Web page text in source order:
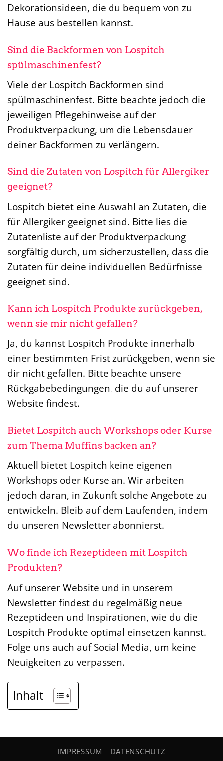
Dekorationsideen, die du bequem von zu
Hause aus bestellen kannst.
Sind die Backformen von Lospitch
spülmaschinenfest?
Viele der Lospitch Backformen sind
spülmaschinenfest. Bitte beachte jedoch die
jeweiligen Pflegehinweise auf der
Produktverpackung, um die Lebensdauer
deiner Backformen zu verlängern.
Sind die Zutaten von Lospitch für Allergiker
geeignet?
Lospitch bietet eine Auswahl an Zutaten, die
für Allergiker geeignet sind. Bitte lies die
Zutatenliste auf der Produktverpackung
sorgfältig durch, um sicherzustellen, dass die
Zutaten für deine individuellen Bedürfnisse
geeignet sind.
Kann ich Lospitch Produkte zurückgeben,
wenn sie mir nicht gefallen?
Ja, du kannst Lospitch Produkte innerhalb
einer bestimmten Frist zurückgeben, wenn sie
dir nicht gefallen. Bitte beachte unsere
Rückgabebedingungen, die du auf unserer
Website findest.
Bietet Lospitch auch Workshops oder Kurse
zum Thema Muffins backen an?
Aktuell bietet Lospitch keine eigenen
Workshops oder Kurse an. Wir arbeiten
jedoch daran, in Zukunft solche Angebote zu
entwickeln. Bleib auf dem Laufenden, indem
du unseren Newsletter abonnierst.
Wo finde ich Rezeptideen mit Lospitch
Produkten?
Auf unserer Website und in unserem
Newsletter findest du regelmäßig neue
Rezeptideen und Inspirationen, wie du die
Lospitch Produkte optimal einsetzen kannst.
Folge uns auch auf Social Media, um keine
Neuigkeiten zu verpassen.
Inhalt
IMPRESSUM DATENSCHUTZ